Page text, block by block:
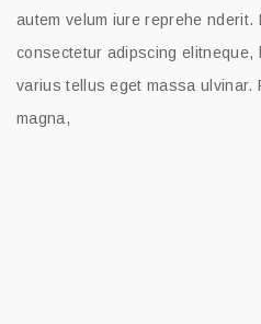
autem velum iure reprehe nderit.
consectetur adipscing elitneque,
varius tellus eget massa ulvinar.
magna,